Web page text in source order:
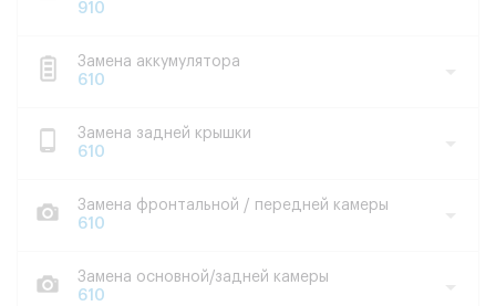
910
Замена аккумулятора
610
Замена задней крышки
610
Замена фронтальной / передней камеры
610
Замена основной/задней камеры
610